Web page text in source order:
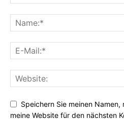
Speichern Sie meinen
meine Website für den nächsten